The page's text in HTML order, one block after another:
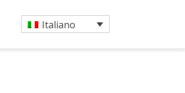
Italiano